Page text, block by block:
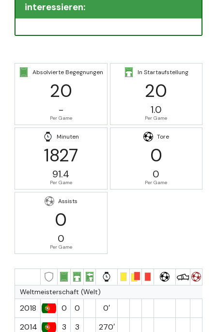
interessieren:
Absolvierte Begegnungen
20
-
Per Game
In Startaufstellung
20
1.0
Per Game
Minuten
1827
91.4
Per Game
Tore
0
0
Per Game
Assists
0
0
Per Game
Weltmeisterschaft (Welt)
2018 0 0
0′
2014
3 3 270′